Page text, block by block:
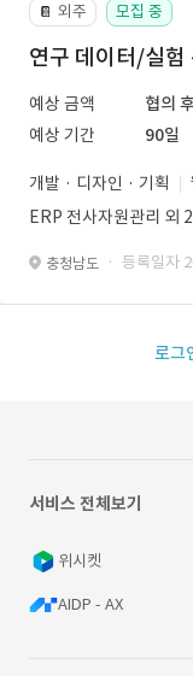
📔 외주 모집 중
연구 데이터/실험
예상 금액
협의
예상 기간
90일
개발 · 디자인 · 기획
ERP 전사자원관리 외
충청남도 · 등록일자
로그
서비스 전체보기
위시켓
AIDP - AX